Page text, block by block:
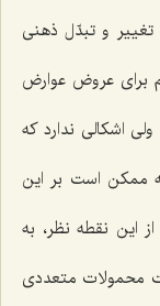
و تبدّل ذهنى
براى عروض عوارض
اشكالى ندارد كه
ممكن است بر این
این نقطه نظر، به
محمولات متعددى